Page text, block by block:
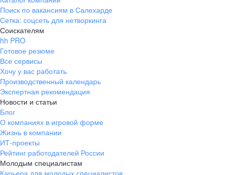
Поиск по вакансиям в Салехарде
Сетка: соцсеть для нетворкинга
Соискателям
hh PRO
Готовое резюме
Все сервисы
Хочу у вас работать
Производственный календарь
Экспертная рекомендация
Новости и статьи
Блог
О компаниях в игровой форме
Жизнь в компании
ИТ-проекты
Рейтинг работодателей России
Молодым специалистам
Карьера для молодых специалистов